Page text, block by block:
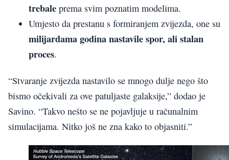
trebale prema svim poznatim modelima.
Umjesto da prestanu s formiranjem zvijezda, one su
milijardama godina nastavile spor, ali stalan
proces.
“Stvaranje zvijezda nastavilo se mnogo dulje nego što
bismo očekivali za ove patuljaste galaksije,” dodao je
Savino. “Takvo nešto se ne pojavljuje u računalnim
simulacijama. Nitko još ne zna kako to objasniti.”